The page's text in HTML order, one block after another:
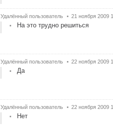
Удалённый пользователь 21 ноября 2009
На это трудно решиться
Удалённый пользователь 22 ноября 2009
Да
Удалённый пользователь 22 ноября 2009
Нет